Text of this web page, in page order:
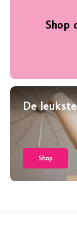
Shop
De
Shop